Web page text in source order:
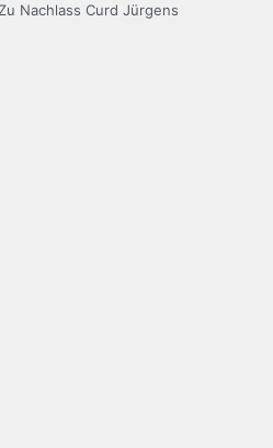
Nachlass Curd Jürgens